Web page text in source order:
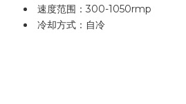
速度范围：300-1050rmp
冷却方式：自冷